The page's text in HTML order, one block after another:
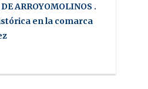
ARROYOMOLINOS .
en la comarca